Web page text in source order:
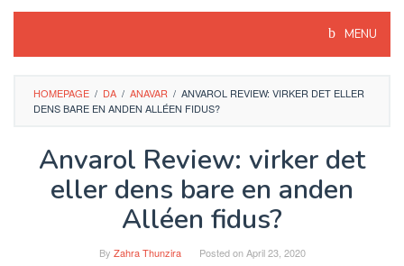
MENU
HOMEPAGE / DA / ANAVAR / ANVAROL REVIEW: VIRKER DET ELLER
DENS BARE EN ANDEN ALLÉEN FIDUS?
Anvarol Review: virker det
eller dens bare en anden
Alléen fidus?
By Zahra Thunzira Posted onApril 23, 2020